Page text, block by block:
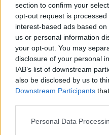
section to confirm your
opt-out request is
interest-based ads based
us or personal information
your opt-out. You may
disclosure of your personal
IAB’s list of downstream
also be disclosed by us to
Downstream Participants
Please note that this
Personal Data
Xαρακτήρες: 0/1000
Διαβάστε και